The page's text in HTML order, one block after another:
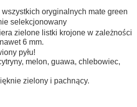
oryginalnych mate green
selekcjonowany
zielone listki krojone w zależności
6 mm.
pyłu!
melon, guawa, chlebowiec,
zielony i pachnący.